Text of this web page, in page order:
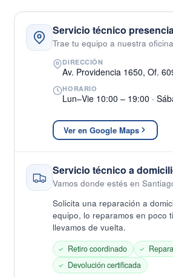
Servicio técnico
Trae tu equipo a nuestra oficina
DIRECCIÓN
Av. Providencia 1650, Of.
HORARIO
Lun–Vie 10:00 – 19:00 ·
Ver en Google Maps
Servicio técnico a
Vamos donde estés en
Solicita una reparación a
equipo, lo reparamos en poco
llevamos de vuelta.
Retiro coordinado
Devolución certificada